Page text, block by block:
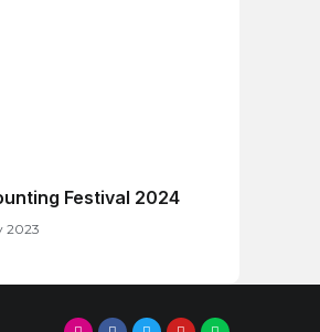
Festival 2024
2023